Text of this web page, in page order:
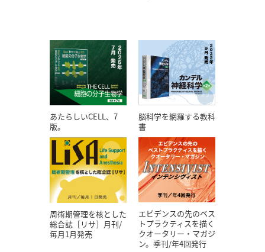
あたらしいCELL、7
版。
脳科学を網羅する教科
書
周術期管理を核とした
総合誌［リサ］月刊/
毎月1月発売
エビデンスの先のベス
トプラクティスを描く
クオータリー・マガジ
ン。季刊/年4回発行